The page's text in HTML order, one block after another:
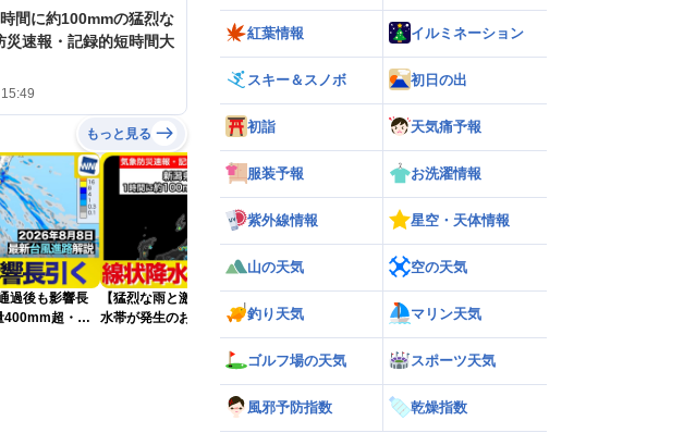
間に約100mmの猛烈な
速報・記録的短時間大
もっと見る
過後も影響長
400mm超・高
【猛烈な雨と激しい雷雨】新潟は線状降
水帯が発生のおそれも＜気象防災速報・
それ 接近後はゲリラ雷雨の頻度高まる
紅葉情報 イルミネーション
スキー＆スノボ 初日の出
初詣 天気痛予報
服装予報 お洗濯情報
紫外線情報 星空・天体情報
山の天気 空の天気
釣り天気 マリン天気
ゴルフ場の天気 スポーツ天気
風邪予防指数 乾燥指数